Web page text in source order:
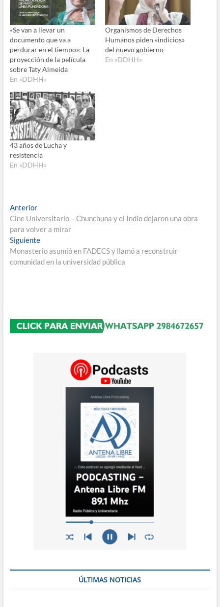
«Se van a llevar un
documento que va a
perdurar en el tiempo»: La
proyección de la película
sobre Taty Almeida
En «DDHH»
Organismos de Derechos
Humanos piden «indicios»
del nuevo gobierno
En «DDHH»
43 años de Lucha y
resistencia
En «DDHH»
Navegación
de
entradas
AnteriorEntrada
anterior:
Cine Universitario – Chunchuna y el Indio dejaron una obra
para volver a mirar
SiguienteEntrada
siguiente:
Monasterio asumió en FADECS y llamó a reconstruir
comunidad en la universidad pública
ÚLTIMAS NOTICIAS